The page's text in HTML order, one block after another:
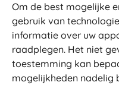
Om de best mogelijke
gebruik van
informatie over uw
raadplegen. Het niet
toestemming kan
mogelijkheden nadelig
Betalen
Levering
Retouren
Service en garantie